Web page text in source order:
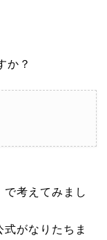
か？
考えてみまし
がなりたちま